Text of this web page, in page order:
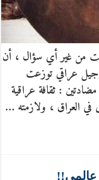
من غير أي سؤال ، أن
جيل عراقي توزعت
: ثقافة عراقية
في العراق ، ولازمته …